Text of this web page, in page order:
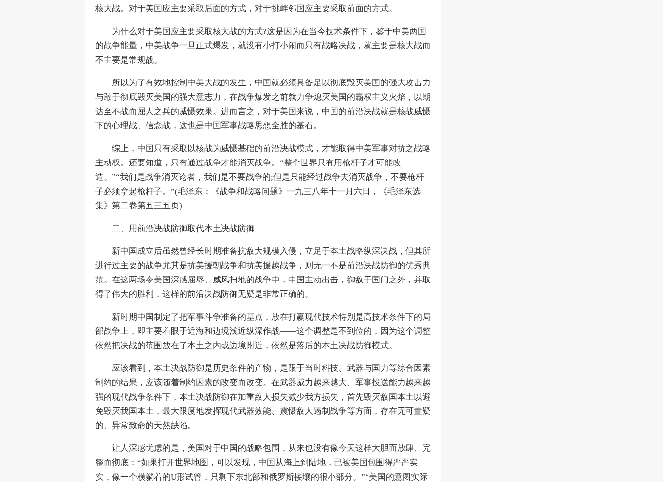
核大战。对于美国应主要采取后面的方式，对于挑衅邻国应主要采取前面的方式。
为什么对于美国应主要采取核大战的方式?这是因为在当今技术条件下，鉴于中美两国
的战争能量，中美战争一旦正式爆发，就没有小打小闹而只有战略决战，就主要是核大战而
不主要是常规战。
所以为了有效地控制中美大战的发生，中国就必须具备足以彻底毁灭美国的强大攻击力
与敢于彻底毁灭美国的强大意志力，在战争爆发之前就力争熄灭美国的霸权主义火焰，以期
达至不战而屈人之兵的威慑效果。进而言之，对于美国来说，中国的前沿决战就是核战威慑
下的心理战、信念战，这也是中国军事战略思想全胜的基石。
综上，中国只有采取以核战为威慑基础的前沿决战模式，才能取得中美军事对抗之战略
主动权。还要知道，只有通过战争才能消灭战争。“整个世界只有用枪杆子才可能改
造。”“我们是战争消灭论者，我们是不要战争的;但是只能经过战争去消灭战争，不要枪杆
子必须拿起枪杆子。”(毛泽东：《战争和战略问题》一九三八年十一月六日，《毛泽东选
集》第二卷第五三五页)
二、用前沿决战防御取代本土决战防御
新中国成立后虽然曾经长时期准备抗敌大规模入侵，立足于本土战略纵深决战，但其所
进行过主要的战争尤其是抗美援朝战争和抗美援越战争，则无一不是前沿决战防御的优秀典
范。在这两场令美国深感屈辱、威风扫地的战争中，中国主动出击，御敌于国门之外，并取
得了伟大的胜利，这样的前沿决战防御无疑是非常正确的。
新时期中国制定了把军事斗争准备的基点，放在打赢现代技术特别是高技术条件下的局
部战争上，即主要着眼于近海和边境浅近纵深作战——这个调整是不到位的，因为这个调整
依然把决战的范围放在了本土之内或边境附近，依然是落后的本土决战防御模式。
应该看到，本土决战防御是历史条件的产物，是限于当时科技、武器与国力等综合因素
制约的结果，应该随着制约因素的改变而改变。在武器威力越来越大、军事投送能力越来越
强的现代战争条件下，本土决战防御在加重敌人损失减少我方损失，首先毁灭敌国本土以避
免毁灭我国本土，最大限度地发挥现代武器效能、震慑敌人遏制战争等方面，存在无可置疑
的、异常致命的天然缺陷。
让人深感忧虑的是，美国对于中国的战略包围，从来也没有像今天这样大胆而放肆、完
整而彻底：“如果打开世界地图，可以发现，中国从海上到陆地，已被美国包围得严严实
实，像一个横躺着的U形试管，只剩下东北部和俄罗斯接壤的很小部分。”“美国的意图实际